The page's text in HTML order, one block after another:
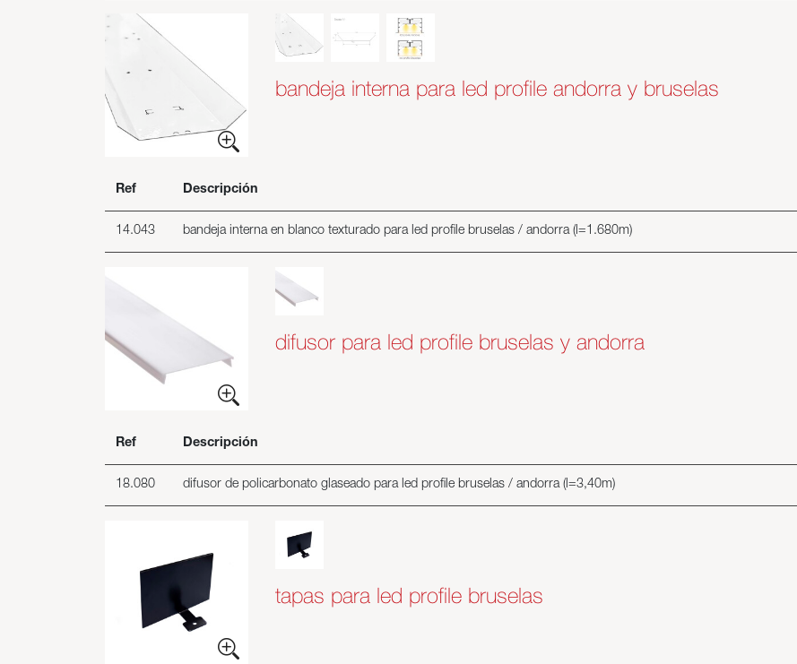
bandeja interna para led profile andorra y bruselas
Ref Descripción
14.043 bandeja interna en blanco texturado para led profile bruselas / andorra (l=1.680m)
difusor para led profile bruselas y andorra
Ref Descripción
18.080 difusor de policarbonato glaseado para led profile bruselas / andorra (l=3,40m)
tapas para led profile bruselas